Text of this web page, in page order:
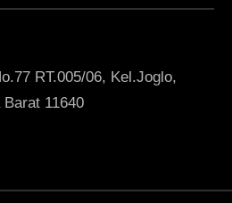
RT.005/06, Kel.Joglo,
11640